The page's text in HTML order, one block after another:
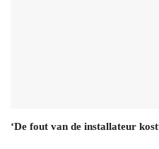
‘De fout van de installateur